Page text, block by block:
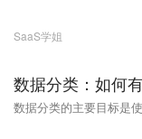
SaaS学姐
数据分类：如何
数据分类的主要目标是